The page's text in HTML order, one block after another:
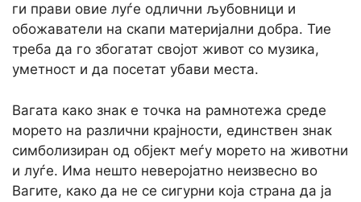
ги прави овие луѓе одлични љубовници и
обожаватели на скапи материјални добра. Тие
треба да го збогатат својот живот со музика,
уметност и да посетат убави места.
Вагата како знак е точка на рамнотежа среде
морето на различни крајности, единствен знак
симболизиран од објект меѓу морето на животни
и луѓе. Има нешто неверојатно неизвесно во
Вагите, како да не се сигурни која страна да ја